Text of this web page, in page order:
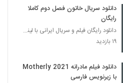
دانلود سریال خاتون فصل دوم کاملا
رایگان
دانلود رایگان فیلم و سریال ایرانی با لینک مستقیم
۱۹ بازدید
دانلود فیلم مادرانه Motherly 2021
با زیرنویس فارسی